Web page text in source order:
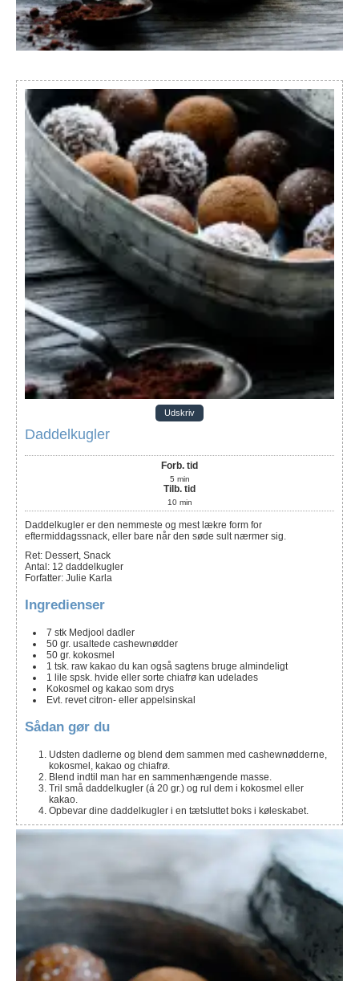
Udskriv
Daddelkugler
Forb. tid
5 min
Tilb. tid
10 min
Daddelkugler er den nemmeste og mest lækre form for
eftermiddagssnack, eller bare når den søde sult nærmer sig.
Ret: Dessert, Snack
Antal : 12 daddelkugler
Forfatter: Julie Karla
Ingredienser
7 stk Medjool dadler
50 gr. usaltede cashewnødder
50 gr. kokosmel
1 tsk. raw kakao du kan også sagtens bruge almindeligt
1 lile spsk. hvide eller sorte chiafrø kan udelades
Kokosmel og kakao som drys
Evt. revet citron- eller appelsinskal
Sådan gør du
Udsten dadlerne og blend dem sammen med cashewnødderne,
kokosmel, kakao og chiafrø.
Blend indtil man har en sammenhængende masse.
Tril små daddelkugler (á 20 gr.) og rul dem i kokosmel eller
kakao.
Opbevar dine daddelkugler i en tætsluttet boks i køleskabet.